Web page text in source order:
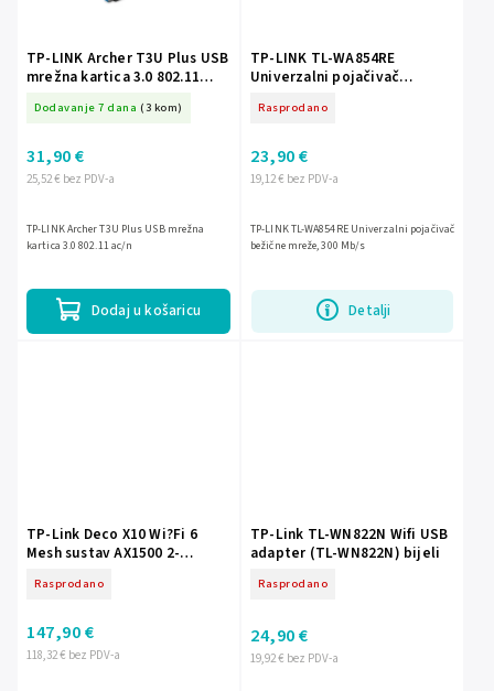
TP-LINK Archer T3U Plus USB
mrežna kartica 3.0 802.11
Dodavanje 7 dana (3 kom)
25,52 € bez PDV-a
31,90 €
Dodaj u košaricu
TP-LINK Archer T3U Plus USB mrežna
kartica 3.0 802.11 ac/n
TP-LINK TL-WA854RE
Univerzalni pojačivač
Rasprodano
19,12 € bez PDV-a
23,90 €
Detalji
TP-LINK TL-WA854RE Univerzalni pojačivač
bežične mreže, 300 Mb/s
TP-Link Deco X10 Wi?Fi 6
Mesh sustav AX1500 2-
Rasprodano
118,32 € bez PDV-a
147,90 €
TP-Link TL-WN822N Wifi USB
adapter (TL-WN822N) bijeli
Rasprodano
19,92 € bez PDV-a
24,90 €